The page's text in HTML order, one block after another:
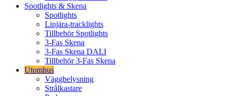
Spotlights & Skena
Spotlights
Linjära-tracklights
Tillbehör Spotlights
3-Fas Skena
3-Fas Skena DALI
Tillbehör 3-Fas Skena
Utomhus
Väggbelysning
Strålkastare